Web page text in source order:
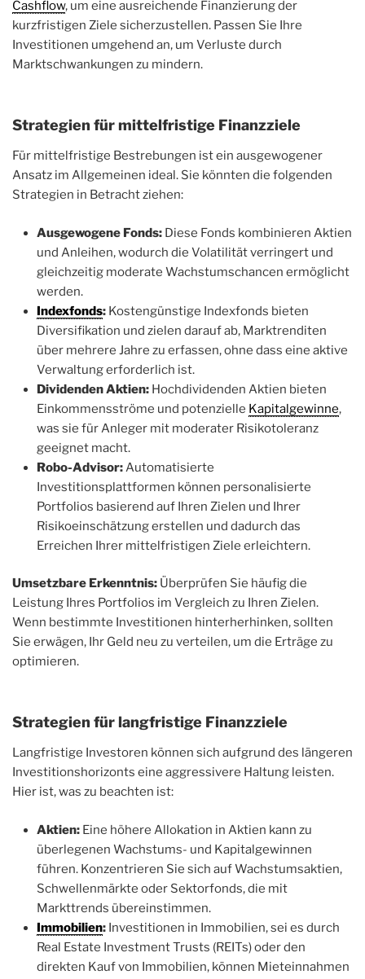
Cashflow, um eine ausreichende Finanzierung der
kurzfristigen Ziele sicherzustellen. Passen Sie Ihre
Investitionen umgehend an, um Verluste durch
Marktschwankungen zu mindern.
Strategien für mittelfristige Finanzziele
Für mittelfristige Bestrebungen ist ein ausgewogener
Ansatz im Allgemeinen ideal. Sie könnten die folgenden
Strategien in Betracht ziehen:
Ausgewogene Fonds: Diese Fonds kombinieren Aktien
und Anleihen, wodurch die Volatilität verringert und
gleichzeitig moderate Wachstumschancen ermöglicht
werden.
Indexfonds: Kostengünstige Indexfonds bieten
Diversifikation und zielen darauf ab, Marktrenditen
über mehrere Jahre zu erfassen, ohne dass eine aktive
Verwaltung erforderlich ist.
Dividenden Aktien: Hochdividenden Aktien bieten
Einkommensströme und potenzielle Kapitalgewinne,
was sie für Anleger mit moderater Risikotoleranz
geeignet macht.
Robo-Advisor:Automatisierte
Investitionsplattformen können personalisierte
Portfolios basierend auf Ihren Zielen und Ihrer
Risikoeinschätzung erstellen und dadurch das
Erreichen Ihrer mittelfristigen Ziele erleichtern.
Umsetzbare Erkenntnis: Überprüfen Sie häufig die
Leistung Ihres Portfolios im Vergleich zu Ihren Zielen.
Wenn bestimmte Investitionen hinterherhinken, sollten
Sie erwägen, Ihr Geld neu zu verteilen, um die Erträge zu
optimieren.
Strategien für langfristige Finanzziele
Langfristige Investoren können sich aufgrund des längeren
Investitionshorizonts eine aggressivere Haltung leisten.
Hier ist, was zu beachten ist:
Aktien: Eine höhere Allokation in Aktien kann zu
überlegenen Wachstums- und Kapitalgewinnen
führen. Konzentrieren Sie sich auf Wachstumsaktien,
Schwellenmärkte oder Sektorfonds, die mit
Markttrends übereinstimmen.
Immobilien: Investitionen in Immobilien, sei es durch
Real Estate Investment Trusts (REITs) oder den
direkten Kauf von Immobilien, können Mieteinnahmen